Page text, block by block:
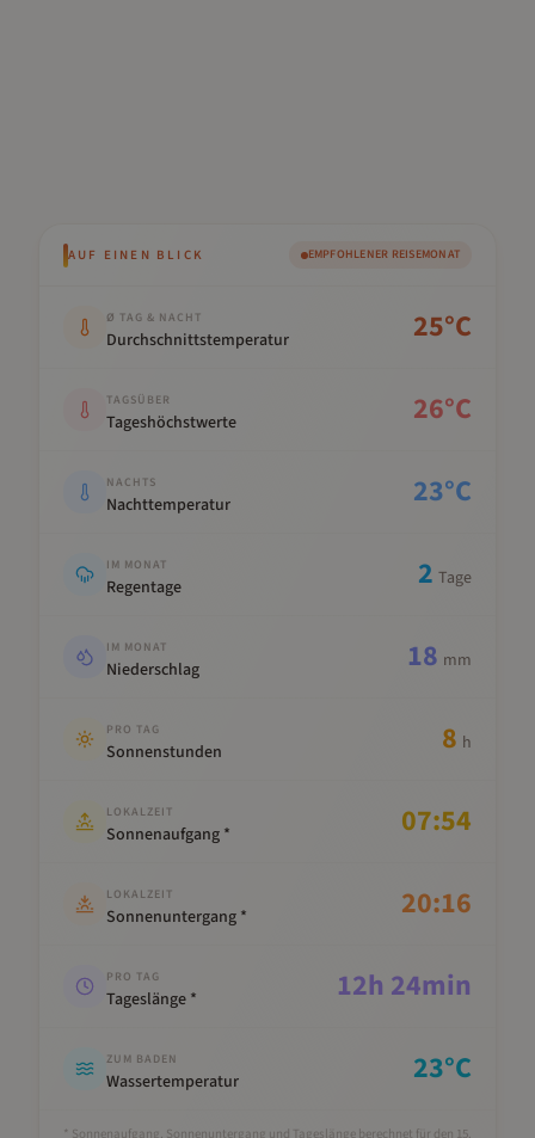
AUF EINEN BLICK EMPFOHLENER REISEMONAT
Ø TAG & NACHT
Durchschnittstemperatur 25°C
TAGSÜBER
Tageshöchstwerte 26°C
NACHTS
Nachttemperatur 23°C
IM MONAT
Regentage 2 Tage
IM MONAT
Niederschlag 18 mm
PRO TAG
Sonnenstunden 8 h
LOKALZEIT
Sonnenaufgang * 07:54
LOKALZEIT
Sonnenuntergang * 20:16
PRO TAG
Tageslänge * 12h 24min
ZUM BADEN
Wassertemperatur 23°C
* Sonnenaufgang, Sonnenuntergang und Tageslänge berechnet für den 15.